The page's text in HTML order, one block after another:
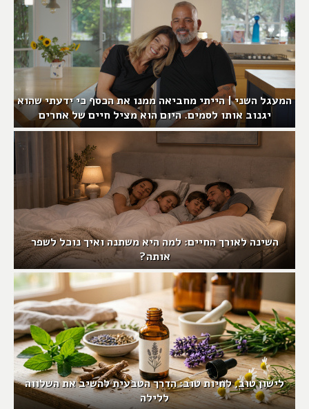
המעגל השני | הייתי מחביאה ממנו את הכסף כי ידעתי שהוא
יגנוב אותו לסמים. היום הוא מציל חיים של אחרים
השינה לאורך החיים: למה היא משתנה ואיך נוכל לשפר
אותה?
לישון טוב, לחיות טוב: הדרך הטבעית להשיב את השלווה
ללילה